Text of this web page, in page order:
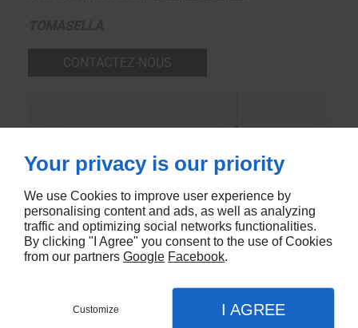
CONTACTEZ-NOUS
Your privacy is our priority
We use Cookies to improve user experience by
personalising content and ads, as well as analyzing
traffic and optimizing social networks functionalities.
By clicking "I Agree" you consent to the use of Cookies
from our partners Google Facebook.
Customize I AGREE